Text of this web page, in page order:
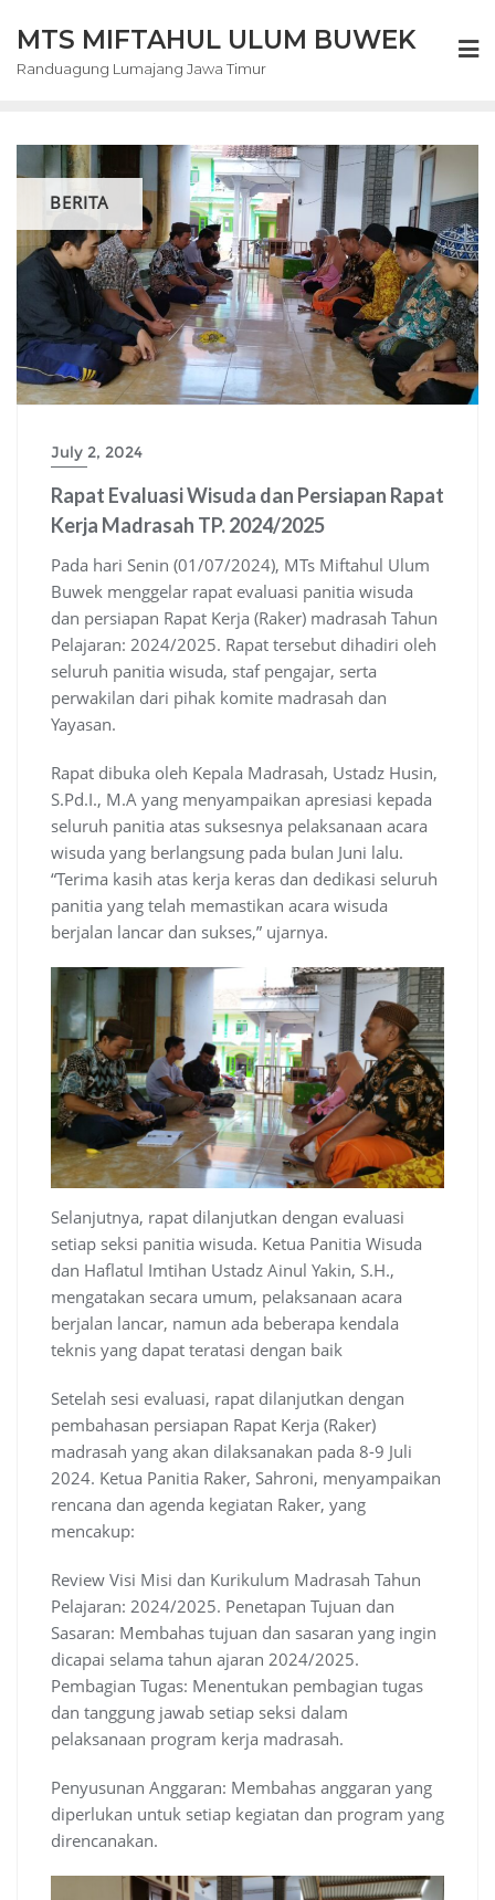
content
MTS MIFTAHUL ULUM BUWEK
Randuagung Lumajang Jawa Timur
BERITA
July 2, 2024
Rapat Evaluasi Wisuda dan Persiapan Rapat
Kerja Madrasah TP. 2024/2025
Pada hari Senin (01/07/2024), MTs Miftahul Ulum
Buwek menggelar rapat evaluasi panitia wisuda
dan persiapan Rapat Kerja (Raker) madrasah Tahun
Pelajaran: 2024/2025. Rapat tersebut dihadiri oleh
seluruh panitia wisuda, staf pengajar, serta
perwakilan dari pihak komite madrasah dan
Yayasan.
Rapat dibuka oleh Kepala Madrasah, Ustadz Husin,
S.Pd.I., M.A yang menyampaikan apresiasi kepada
seluruh panitia atas suksesnya pelaksanaan acara
wisuda yang berlangsung pada bulan Juni lalu.
“Terima kasih atas kerja keras dan dedikasi seluruh
panitia yang telah memastikan acara wisuda
berjalan lancar dan sukses,” ujarnya.
Selanjutnya, rapat dilanjutkan dengan evaluasi
setiap seksi panitia wisuda. Ketua Panitia Wisuda
dan Haflatul Imtihan Ustadz Ainul Yakin, S.H.,
mengatakan secara umum, pelaksanaan acara
berjalan lancar, namun ada beberapa kendala
teknis yang dapat teratasi dengan baik
Setelah sesi evaluasi, rapat dilanjutkan dengan
pembahasan persiapan Rapat Kerja (Raker)
madrasah yang akan dilaksanakan pada 8-9 Juli
2024. Ketua Panitia Raker, Sahroni, menyampaikan
rencana dan agenda kegiatan Raker, yang
mencakup:
Review Visi Misi dan Kurikulum Madrasah Tahun
Pelajaran: 2024/2025. Penetapan Tujuan dan
Sasaran: Membahas tujuan dan sasaran yang ingin
dicapai selama tahun ajaran 2024/2025.
Pembagian Tugas: Menentukan pembagian tugas
dan tanggung jawab setiap seksi dalam
pelaksanaan program kerja madrasah.
Penyusunan Anggaran: Membahas anggaran yang
diperlukan untuk setiap kegiatan dan program yang
direncanakan.